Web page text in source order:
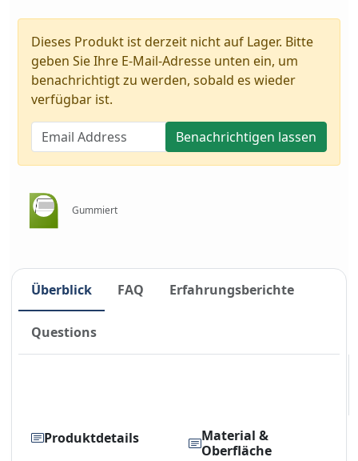
Dieses Produkt ist derzeit nicht auf Lager. Bitte
geben Sie Ihre E-Mail-Adresse unten ein, um
benachrichtigt zu werden, sobald es wieder
verfügbar ist.
Benachrichtigen lassen
Gummiert
Überblick FAQ Erfahrungsberichte
Questions
Produktdetails
Material &
Oberfläche